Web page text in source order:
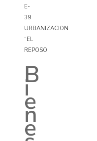
E-
39
URBANIZACION
“EL
REPOSO”
B
i
e
n
e